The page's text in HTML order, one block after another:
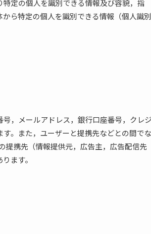
定の個人を識別できる情報及び容貌，指
ら特定の個人を識別できる情報（個人識別
，メールアドレス，銀行口座番号，クレ
。また，ユーザーと提携先などとの間でな
提携先（情報提供元，広告主，広告配信先
ます。